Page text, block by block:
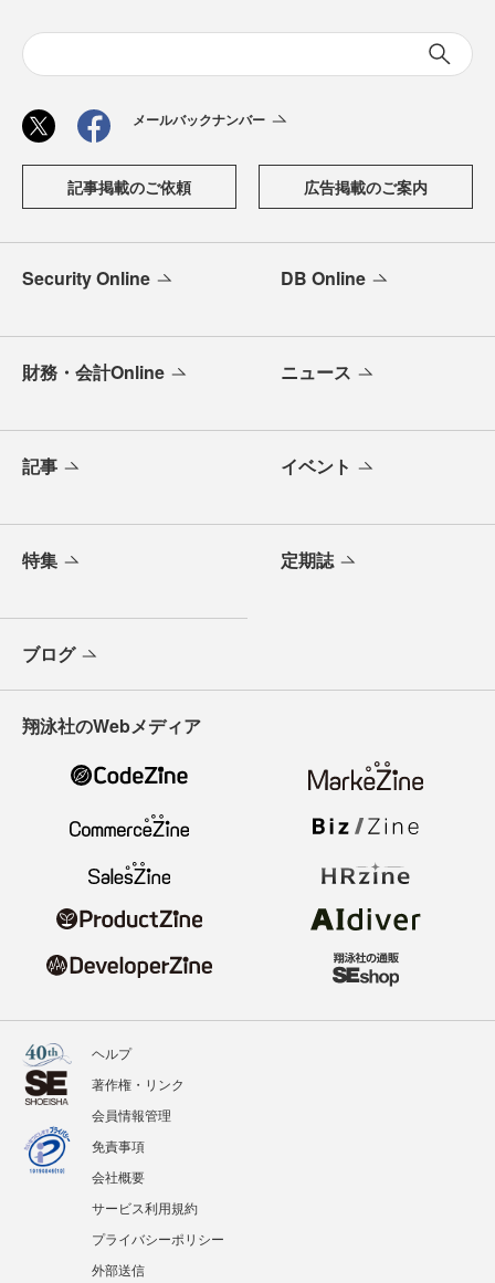
メールバックナンバー
記事掲載のご依頼 広告掲載のご案内
Security Online DB Online
財務・会計Online ニュース
記事 イベント
特集 定期誌
ブログ
翔泳社のWebメディア
ヘルプ
著作権・リンク
会員情報管理
免責事項
会社概要
サービス利用規約
プライバシーポリシー
外部送信